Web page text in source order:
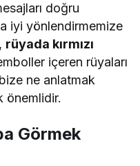
doğru
iyi yönlendirmemize
rüyada kırmızı
içeren rüyaları
ne anlatmak
önemlidir.
Görmek